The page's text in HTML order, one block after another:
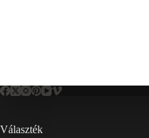
Választék